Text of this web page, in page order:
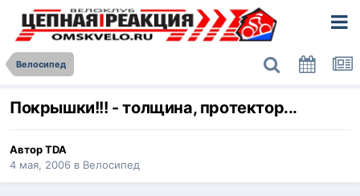
Велосипед
Покрышки!!! - толщина, протектор...
АвторTDA
4 мая, 2006 в Велосипед